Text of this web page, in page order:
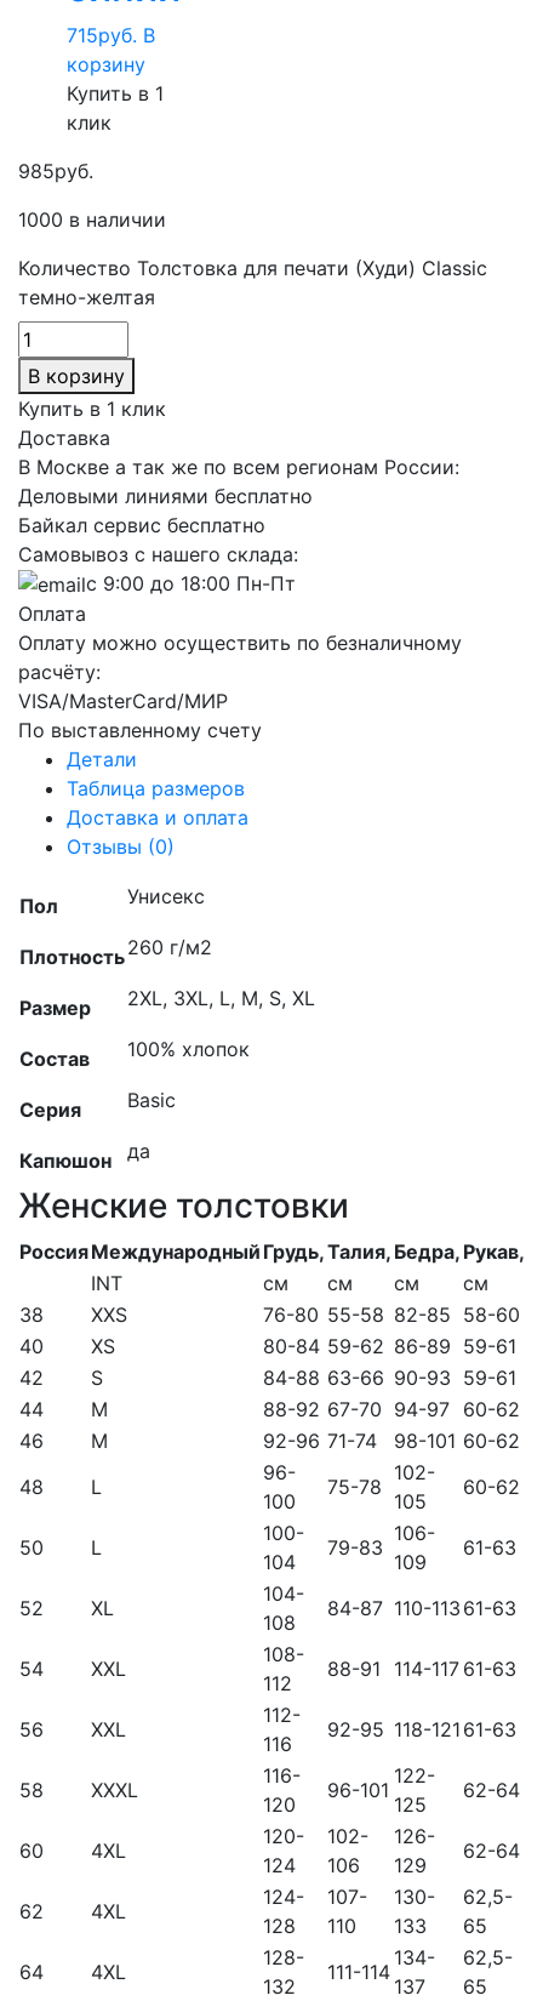
715руб. В
корзину
Купить в 1
клик
985руб.
1000 в наличии
Количество Толстовка для печати (Худи) Classic
темно-желтая
В корзину
Купить в 1 клик
Доставка
В Москве а так же по всем регионам России:
Деловыми линиями бесплатно
Байкал сервис бесплатно
Самовывоз с нашего склада:
с 9:00 до 18:00 Пн-Пт
Оплата
Оплату можно осуществить по безналичному
расчёту:
VISA/MasterCard/МИР
По выставленному счету
Детали
Таблица размеров
Доставка и оплата
Отзывы (0)
Пол Унисекс
Плотность260 г/м2
Размер 2XL, 3XL, L, M, S, XL
Состав 100% хлопок
Серия Basic
Капюшон да
Женские толстовки
РоссияМеждународный Грудь,Талия, Бедра, Рукав,
INT
см см см
см
38
XXS 76-80 55-58 82-85 58-60
40
XS 80-84 59-62 86-89 59-61
42
S 84-88 63-66 90-93 59-61
44
M 88-92 67-70 94-97 60-62
46
M 92-96 71-74 98-101 60-62
48
L
96-
100
75-78
102-
105
60-62
50 L
100-
104
79-83
106-
109
61-63
52 XL
104-
108
84-87 110-113 61-63
54 XXL
108-
112
88-91 114-117 61-63
56 XXL
112-
116
92-95 118-121 61-63
58 XXXL
116-
120
96-101
122-
125
62-64
60 4XL
120-
124
102-
106
126-
129
62-64
62 4XL
124-
128
107-
110
130-
133
62,5-
65
64
4XL
128-
132
111-114
134-
137
62,5-
65